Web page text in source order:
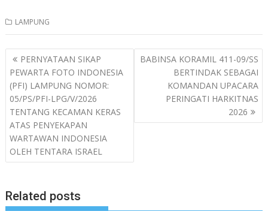
LAMPUNG
Navigasi
pos
PERNYATAAN SIKAP
PEWARTA FOTO INDONESIA
(PFI) LAMPUNG NOMOR:
05/PS/PFI-LPG/V/2026
TENTANG KECAMAN KERAS
ATAS PENYEKAPAN
WARTAWAN INDONESIA
OLEH TENTARA ISRAEL
BABINSA KORAMIL 411-09/SS
BERTINDAK SEBAGAI
KOMANDAN UPACARA
PERINGATI HARKITNAS
2026
Related posts